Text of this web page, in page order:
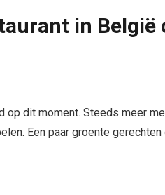
in België
op dit moment. Steeds meer
Een paar groente